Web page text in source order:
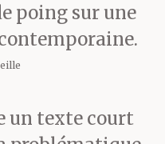
du
ton
leur
poing sur une
un texte court